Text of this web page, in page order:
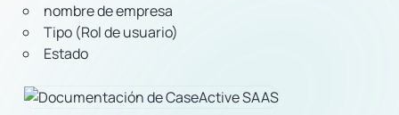
nombre de empresa
Tipo (Rol de usuario)
Estado